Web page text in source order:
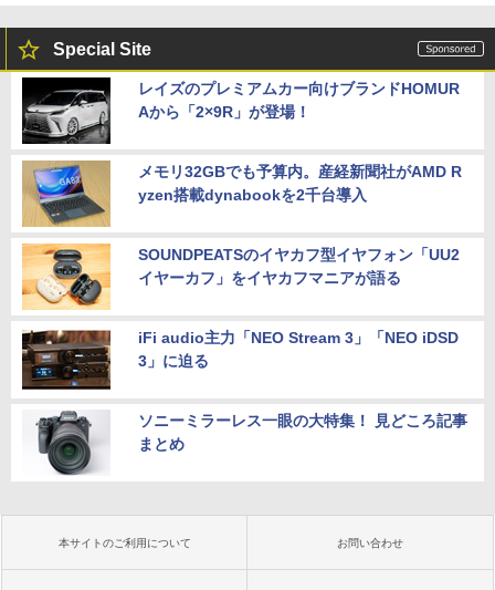
Special Site
レイズのプレミアムカー向けブランドHOMUR
Aから「2×9R」が登場！
メモリ32GBでも予算内。産経新聞社がAMD R
yzen搭載dynabookを2千台導入
SOUNDPEATSのイヤカフ型イヤフォン「UU2
イヤーカフ」をイヤカフマニアが語る
iFi audio主力「NEO Stream 3」「NEO iDSD
3」に迫る
ソニーミラーレス一眼の大特集！ 見どころ記事
まとめ
本サイトのご利用について お問い合わせ